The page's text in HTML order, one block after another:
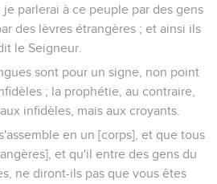
je parlerai à ce peuple par des gens
des lèvres étrangères ; et ainsi ils
le Seigneur.
sont pour un signe, non point
; la prophétie, au contraire,
infidèles, mais aux croyants.
en un [corps], et que tous
et qu'il entre des gens du
ne diront-ils pas que vous êtes